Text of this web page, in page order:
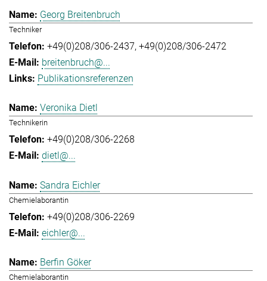
Georg Breitenbruch
Techniker
+49(0)208/306-2437 +49(0)208/306-2472
breitenbruch@...
Publikationsreferenzen
Veronika Dietl
Technikerin
+49(0)208/306-2268
dietl@...
Sandra Eichler
Chemielaborantin
+49(0)208/306-2269
eichler@...
Berfin Göker
Chemielaborantin